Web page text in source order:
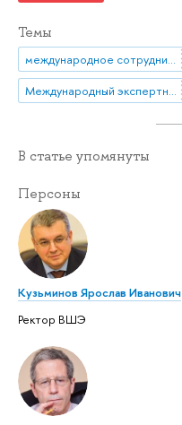
Темы
международное сотрудничество
Международный экспертный совет
В статье упомянуты
Персоны
Кузьминов Ярослав Иванович
Ректор ВШЭ